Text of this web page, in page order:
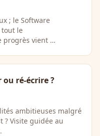
; le Software
tout le
progrès vient …
ou ré-écrire ?
ambitieuses malgré
? Visite guidée au